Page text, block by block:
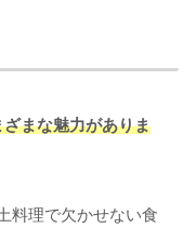
まな魅力がありま
料理で欠かせない食